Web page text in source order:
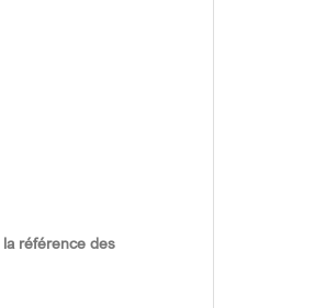
la référence des